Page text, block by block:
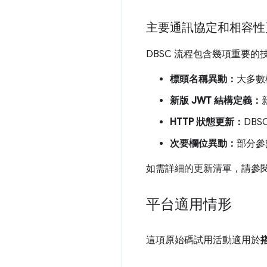
主要通訊協定和相容
DBSC 流程包含幾項重要的
標頭名稱異動： 大多
新版 JWT 結構定義：
HTTP 狀態更新：
次要欄位異動： 部分
如需詳細的更新清單，請參
平台適用情形
這項原始碼試用活動適用於